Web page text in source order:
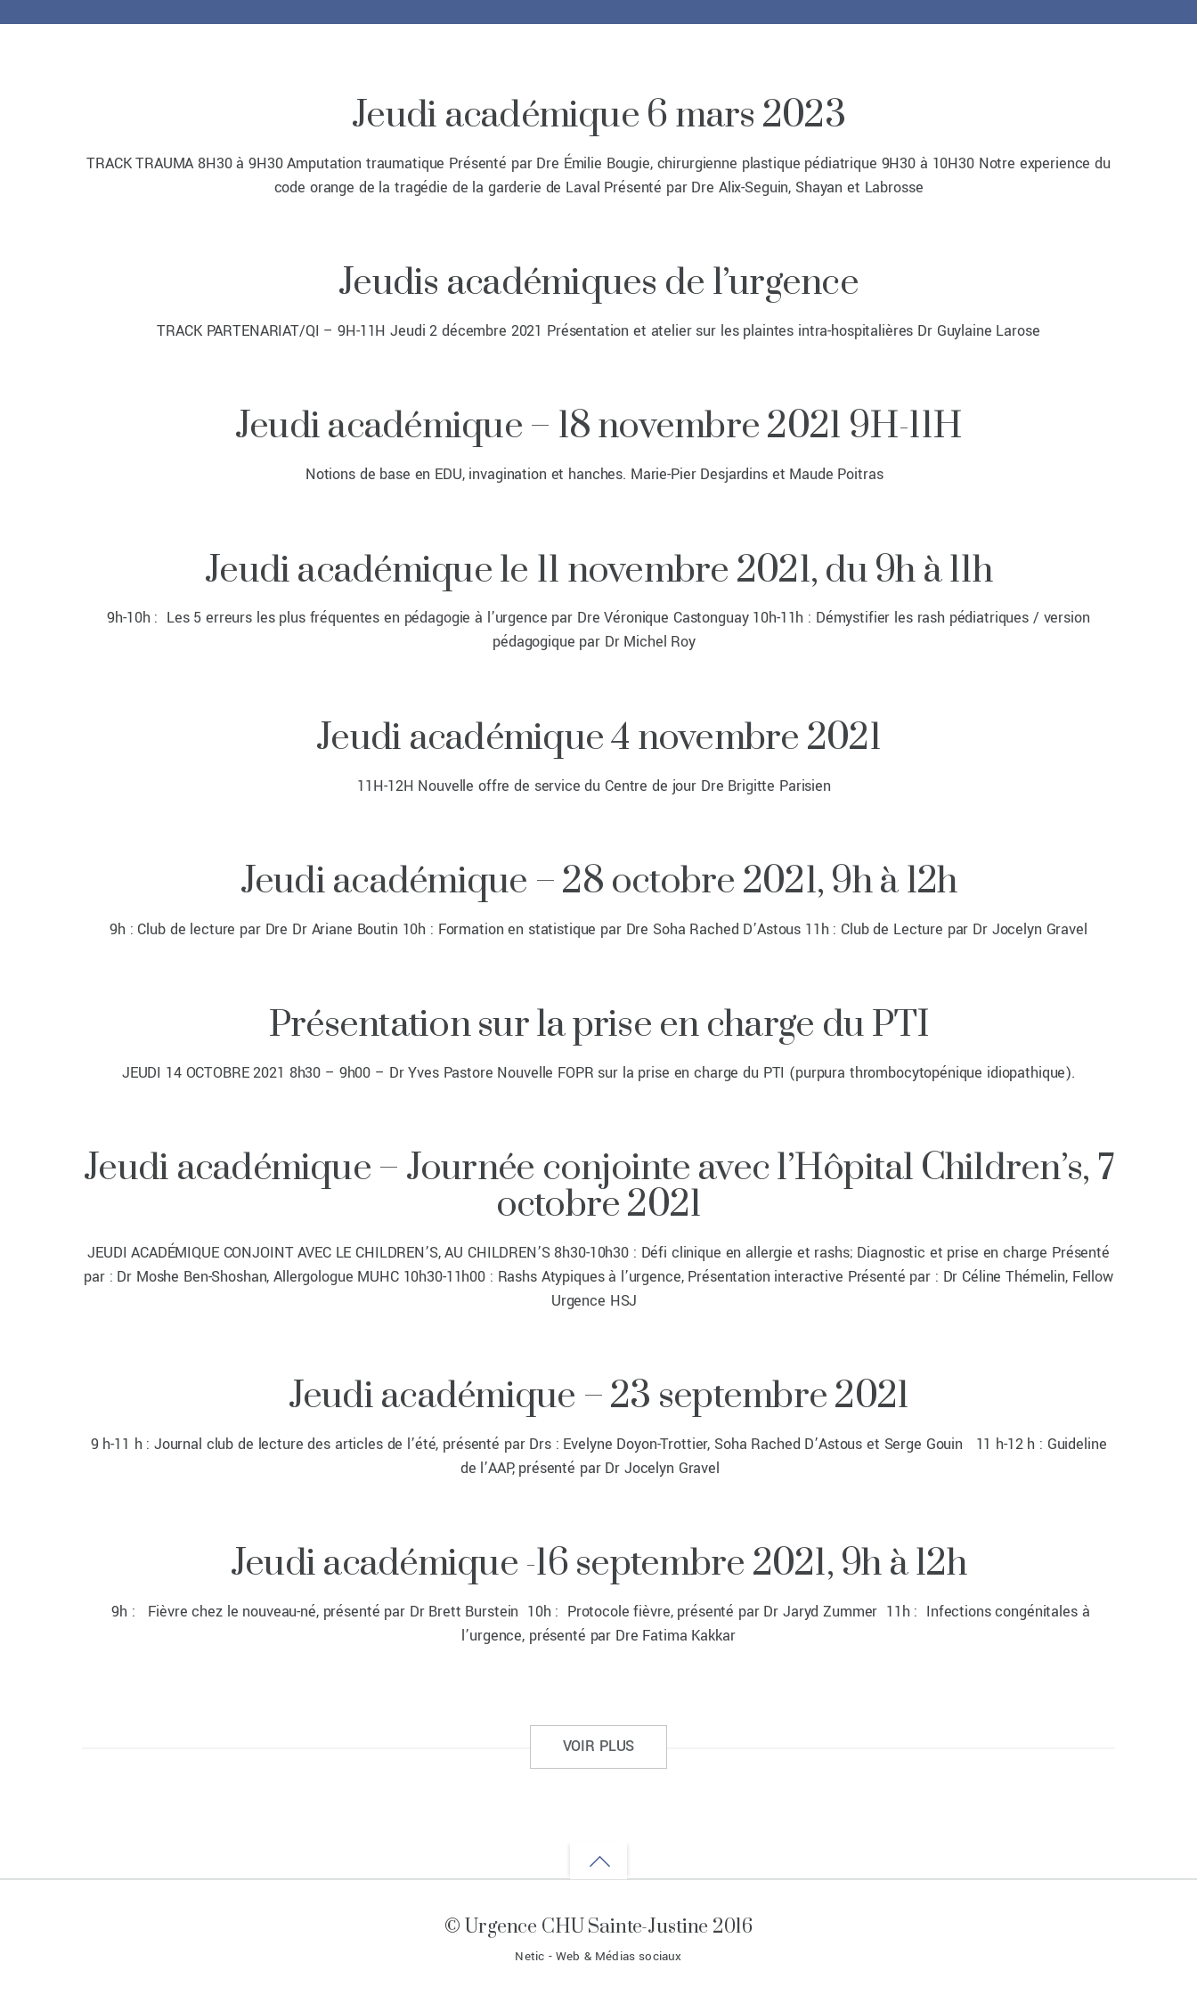
Jeudi académique 6 mars 2023
TRACK TRAUMA 8H30 à 9H30 Amputation traumatique Présenté par Dre Émilie Bougie, chirurgienne plastique pédiatrique 9H30 à 10H30 Notre experience du
code orange de la tragédie de la garderie de Laval Présenté par Dre Alix-Seguin, Shayan et Labrosse
Jeudis académiques de l’urgence
TRACK PARTENARIAT/QI – 9H-11H Jeudi 2 décembre 2021 Présentation et atelier sur les plaintes intra-hospitalières Dr Guylaine Larose
Jeudi académique – 18 novembre 2021 9H-11H
Notions de base en EDU, invagination et hanches. Marie-Pier Desjardins et Maude Poitras
Jeudi académique le 11 novembre 2021, du 9h à 11h
9h-10h : Les 5 erreurs les plus fréquentes en pédagogie à l’urgence par Dre Véronique Castonguay 10h-11h : Démystifier les rash pédiatriques / version
pédagogique par Dr Michel Roy
Jeudi académique 4 novembre 2021
11H-12H Nouvelle offre de service du Centre de jour Dre Brigitte Parisien
Jeudi académique – 28 octobre 2021, 9h à 12h
9h : Club de lecture par Dre Dr Ariane Boutin 10h : Formation en statistique par Dre Soha Rached D’Astous 11h : Club de Lecture par Dr Jocelyn Gravel
Présentation sur la prise en charge du PTI
JEUDI 14 OCTOBRE 2021 8h30 – 9h00 – Dr Yves Pastore Nouvelle FOPR sur la prise en charge du PTI (purpura thrombocytopénique idiopathique).
Jeudi académique – Journée conjointe avec l’Hôpital Children’s, 7
octobre 2021
JEUDI ACADÉMIQUE CONJOINT AVEC LE CHILDREN’S, AU CHILDREN’S 8h30-10h30 : Défi clinique en allergie et rashs; Diagnostic et prise en charge Présenté
par : Dr Moshe Ben-Shoshan, Allergologue MUHC 10h30-11h00 : Rashs Atypiques à l’urgence, Présentation interactive Présenté par : Dr Céline Thémelin, Fellow
Urgence HSJ
Jeudi académique – 23 septembre 2021
9 h-11 h : Journal club de lecture des articles de l’été, présenté par Drs : Evelyne Doyon-Trottier, Soha Rached D’Astous et Serge Gouin 11 h-12 h : Guideline
de l’AAP, présenté par Dr Jocelyn Gravel
Jeudi académique -16 septembre 2021, 9h à 12h
9h : Fièvre chez le nouveau-né, présenté par Dr Brett Burstein 10h : Protocole fièvre, présenté par Dr Jaryd Zummer 11h : Infections congénitales à
l’urgence, présenté par Dre Fatima Kakkar
VOIR PLUS
Back
top
© Urgence CHU Sainte-Justine 2016
Netic - Web & Médias sociaux